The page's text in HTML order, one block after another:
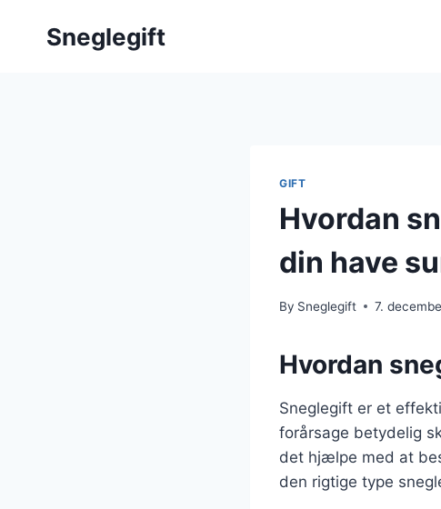
Sneglegift
GIFT
Hvordan
din have
By Sneglegift 7.
Hvordan
Sneglegift er et
forårsage betydelig
det hjælpe med at
den rigtige type